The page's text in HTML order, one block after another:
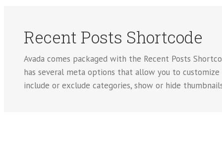
Recent Posts Shortcode
Avada comes packaged with the Recent Posts
has several meta options that allow you to
include or exclude categories, show or hide